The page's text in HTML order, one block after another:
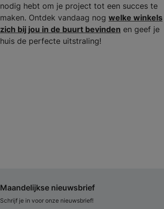
nodig hebt om je project tot een succes te
maken. Ontdek vandaag nog welke winkels
zich bij jou in de buurt bevinden en geef je
huis de perfecte uitstraling!
Maandelijkse nieuwsbrief
Schrijf je in voor onze nieuwsbrief!